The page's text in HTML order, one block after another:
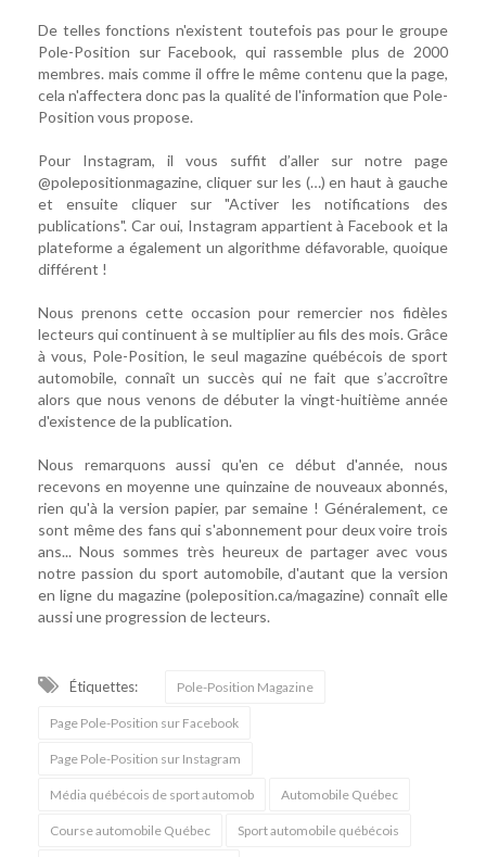
De telles fonctions n'existent toutefois pas pour le groupe
Pole-Position sur Facebook, qui rassemble plus de 2000
membres. mais comme il offre le même contenu que la page,
cela n'affectera donc pas la qualité de l'information que Pole-
Position vous propose.
Pour Instagram, il vous suffit d’aller sur notre page
@polepositionmagazine, cliquer sur les (…) en haut à gauche
et ensuite cliquer sur "Activer les notifications des
publications". Car oui, Instagram appartient à Facebook et la
plateforme a également un algorithme défavorable, quoique
différent !
Nous prenons cette occasion pour remercier nos fidèles
lecteurs qui continuent à se multiplier au fils des mois. Grâce
à vous, Pole-Position, le seul magazine québécois de sport
automobile, connaît un succès qui ne fait que s’accroître
alors que nous venons de débuter la vingt-huitième année
d'existence de la publication.
Nous remarquons aussi qu'en ce début d'année, nous
recevons en moyenne une quinzaine de nouveaux abonnés,
rien qu'à la version papier, par semaine ! Généralement, ce
sont même des fans qui s'abonnement pour deux voire trois
ans... Nous sommes très heureux de partager avec vous
notre passion du sport automobile, d'autant que la version
en ligne du magazine (poleposition.ca/magazine) connaît elle
aussi une progression de lecteurs.
Étiquettes: Pole-Position Magazine
Page Pole-Position sur Facebook
Page Pole-Position sur Instagram
Média québécois de sport automob Automobile Québec
Course automobile Québec Sport automobile québécois